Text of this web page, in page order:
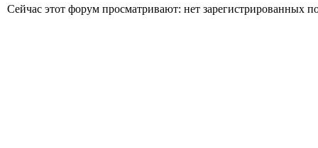
Сейчас этот форум просматривают: нет зарегистрированных